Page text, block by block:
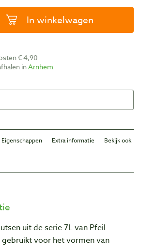
In winkelwagen
€ 4,90
inArnhem
Eigenschappen Extra informatie Bekijk ook
uit de serie 7L van Pfeil
voor het vormen van